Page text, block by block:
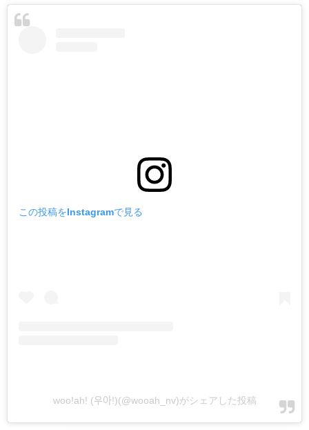
この投稿をInstagramで見る
woo!ah! (우아!)(@wooah_nv)がシェアした投稿